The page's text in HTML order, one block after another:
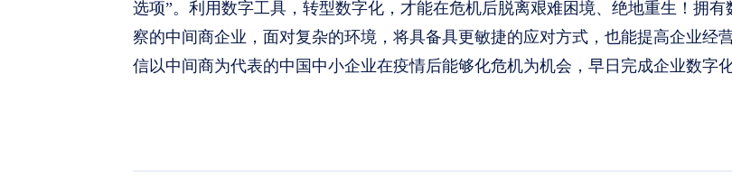
选项”。利用数字工具，转型数字化，才能在危机后脱离艰难困境、绝地重生！拥有
察的中间商企业，面对复杂的环境，将具备具更敏捷的应对方式，也能提高企业经
信以中间商为代表的中国中小企业在疫情后能够化危机为机会，早日完成企业数字化